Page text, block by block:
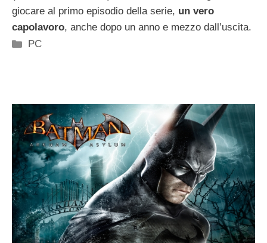
giocare al primo episodio della serie, un vero
capolavoro, anche dopo un anno e mezzo dall’uscita.
Categorie
PC